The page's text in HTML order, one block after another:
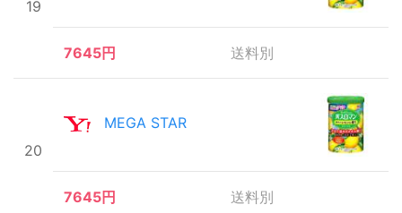
19
7645円 送料別
20
MEGA STAR
7645円 送料別